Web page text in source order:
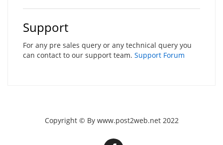
Support
For any pre sales query or any technical query you
can contact to our support team. Support Forum
Copyright © By www.post2web.net 2022